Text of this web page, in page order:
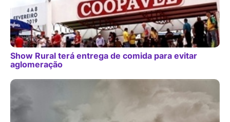
Show Rural terá entrega de comida para evitar
aglomeração